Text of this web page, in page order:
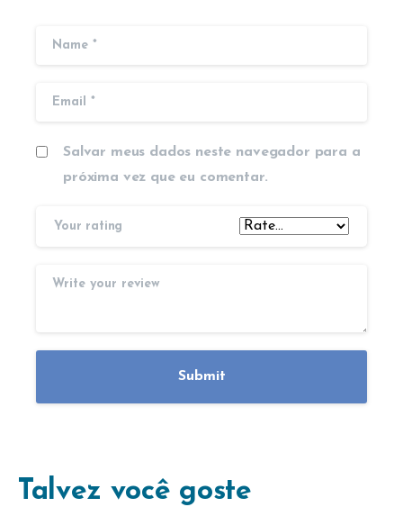
Salvar meus dados neste navegador para a
próxima vez que eu comentar.
Your rating
Talvez você goste